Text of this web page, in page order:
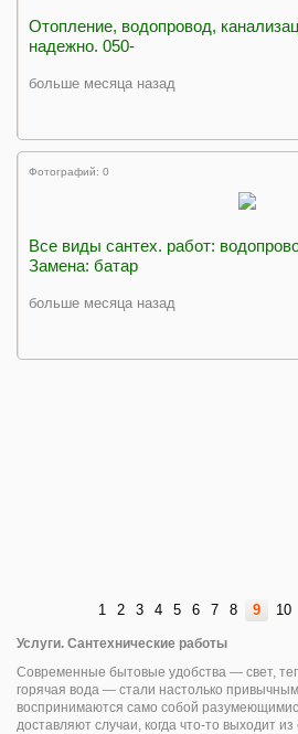
Отопление, водопровод,
надежно. 050-
больше месяца назад
Фотографий: 0
Все виды сантех. работ:
Замена: батар
больше месяца назад
1 2 3 4 5 6 7 8 9 10
Услуги. Сантехнические работы
Современные бытовые удобства — свет,
горячая вода — стали настолько
воспринимаются само собой
доставляют случаи, когда что-то выходит